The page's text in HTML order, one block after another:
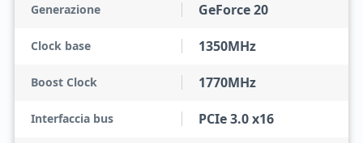
Generazione GeForce 20
Clock base 1350MHz
Boost Clock 1770MHz
Interfaccia bus PCIe 3.0 x16